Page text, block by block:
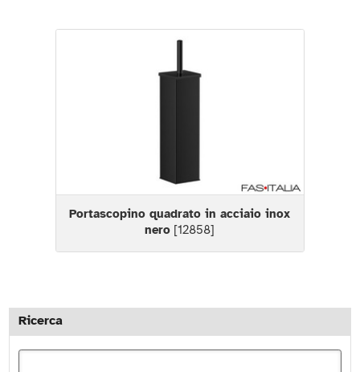
Portascopino quadrato in acciaio inox
nero [12858]
Ricerca